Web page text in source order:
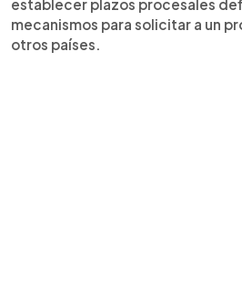
establecer plazos procesales
mecanismos para solicitar a un
otros países.